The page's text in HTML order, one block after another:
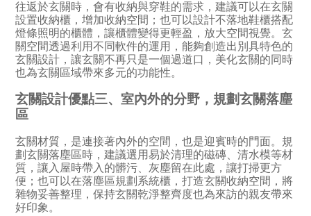
往返於玄關時，會有收納與穿鞋的需求，建議可以在玄關
設置收納櫃，增加收納空間；也可以設計不落地鞋櫃搭配
燈條照明的櫃體，讓櫃體變得更輕盈，放大空間視覺。玄
關空間透過利用不同軟件的運用，能夠創造出別具特色的
玄關設計，讓玄關不再只是一個過道口，美化玄關的同時
也為玄關區域帶來多元的功能性。
玄關設計優點三、室內外的分野，規劃玄關落塵
區
玄關材質，是連接著內外的空間，也是迎賓時的門面。規
劃玄關落塵區時，建議選用易於清理的磁磚、清水模等材
質，讓入屋時帶入的髒污、灰塵留在此處，讓打掃更方
便；也可以在落塵區規劃系統櫃，打造玄關收納空間，將
雜物妥善整理，保持玄關乾淨整齊度也為來訪的親友帶來
好印象。